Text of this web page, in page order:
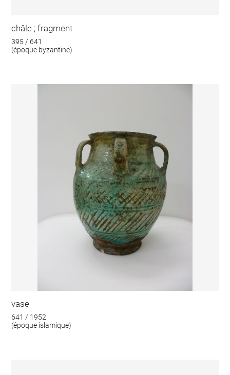
châle ; fragment
395 / 641
(époque byzantine)
vase
641 / 1952
(époque islamique)